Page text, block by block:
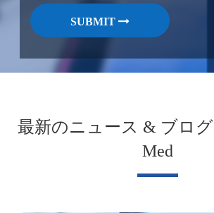
SUBMIT
最新のニュース & ブロ
Med